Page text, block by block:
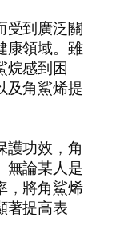
受到廣泛關
康領域。雖
烷感到困
及角鯊烯提
護功效，角
無論某人是
，將角鯊烯
著提高表